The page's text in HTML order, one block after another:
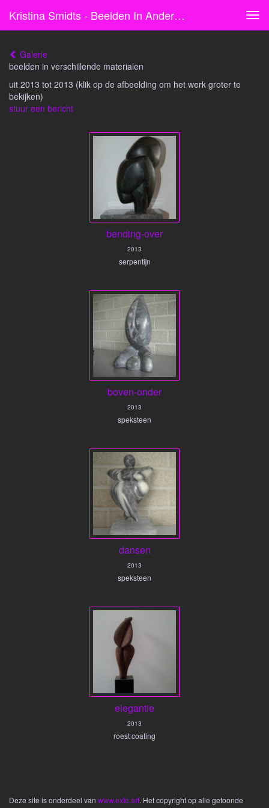
Kristina Smidts - Beelden In Andere Materilaen
Galerie
beelden in verschillende materialen
uit 2013 tot 2013 (klik op de afbeelding om het werk groter te
bekijken)
stuur een bericht
bending-over
2013
serpentijn
boven-onder
2013
speksteen
dansen
2013
speksteen
elegantie
2013
roest coating
Deze site is onderdeel van www.exto.art. Het copyright op alle getoonde